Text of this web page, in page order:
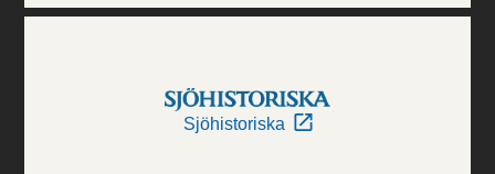
Sjöhistoriska